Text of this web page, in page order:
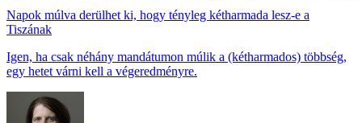
Napok múlva derülhet ki, hogy tényleg kétharmada lesz-e a
Tiszának
Igen, ha csak néhány mandátumon múlik a (kétharmados) többség,
egy hetet várni kell a végeredményre.